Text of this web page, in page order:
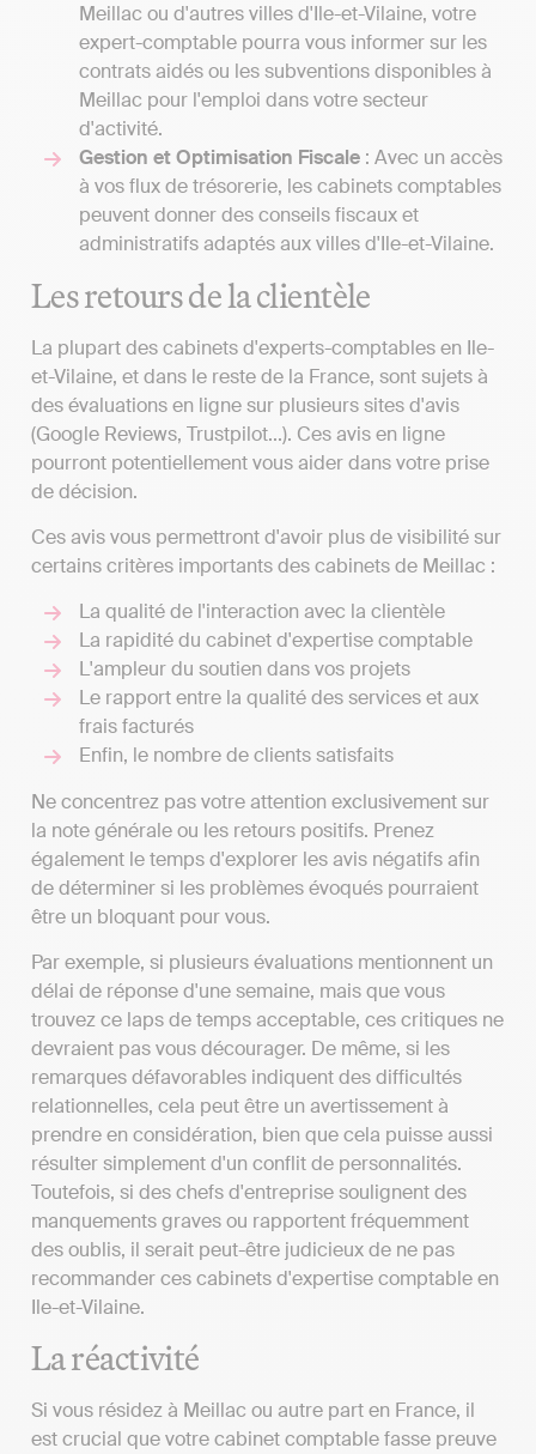
Meillac ou d'autres villes d'Ile-et-Vilaine, votre
expert-comptable pourra vous informer sur les
contrats aidés ou les subventions disponibles à
Meillac pour l'emploi dans votre secteur
d'activité.
Gestion et Optimisation Fiscale : Avec un accès
à vos flux de trésorerie, les cabinets comptables
peuvent donner des conseils fiscaux et
administratifs adaptés aux villes d'Ile-et-Vilaine.
Les retours de la clientèle
La plupart des cabinets d'experts-comptables en Ile-
et-Vilaine, et dans le reste de la France, sont sujets à
des évaluations en ligne sur plusieurs sites d'avis
(Google Reviews, Trustpilot...). Ces avis en ligne
pourront potentiellement vous aider dans votre prise
de décision.
Ces avis vous permettront d'avoir plus de visibilité sur
certains critères importants des cabinets de Meillac :
La qualité de l'interaction avec la clientèle
La rapidité du cabinet d'expertise comptable
L'ampleur du soutien dans vos projets
Le rapport entre la qualité des services et aux
frais facturés
Enfin, le nombre de clients satisfaits
Ne concentrez pas votre attention exclusivement sur
la note générale ou les retours positifs. Prenez
également le temps d'explorer les avis négatifs afin
de déterminer si les problèmes évoqués pourraient
être un bloquant pour vous.
Par exemple, si plusieurs évaluations mentionnent un
délai de réponse d'une semaine, mais que vous
trouvez ce laps de temps acceptable, ces critiques ne
devraient pas vous décourager. De même, si les
remarques défavorables indiquent des difficultés
relationnelles, cela peut être un avertissement à
prendre en considération, bien que cela puisse aussi
résulter simplement d'un conflit de personnalités.
Toutefois, si des chefs d'entreprise soulignent des
manquements graves ou rapportent fréquemment
des oublis, il serait peut-être judicieux de ne pas
recommander ces cabinets d'expertise comptable en
Ile-et-Vilaine.
La réactivité
Si vous résidez à Meillac ou autre part en France, il
est crucial que votre cabinet comptable fasse preuve